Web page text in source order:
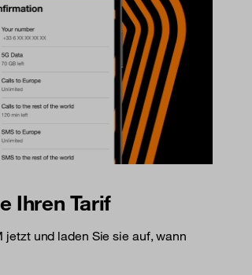
Ihren Tarif
jetzt und laden Sie sie auf, wann